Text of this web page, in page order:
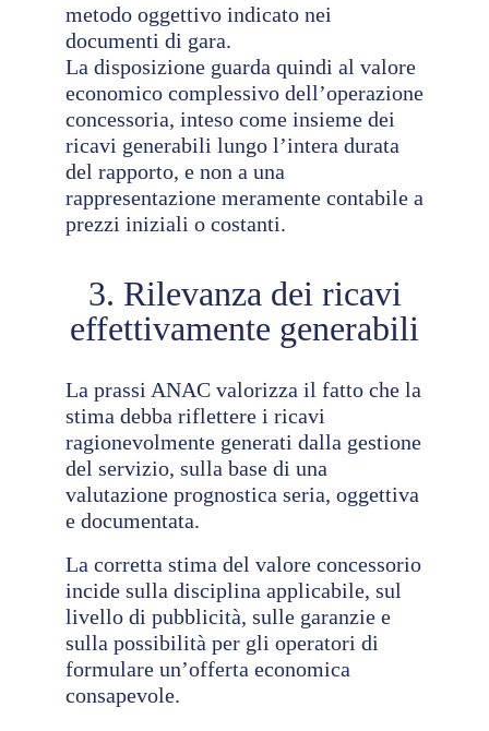
metodo oggettivo indicato nei
documenti di gara.
La disposizione guarda quindi al valore
economico complessivo dell’operazione
concessoria, inteso come insieme dei
ricavi generabili lungo l’intera durata
del rapporto, e non a una
rappresentazione meramente contabile a
prezzi iniziali o costanti.
3. Rilevanza dei ricavi
effettivamente generabili
La prassi ANAC valorizza il fatto che la
stima debba riflettere i ricavi
ragionevolmente generati dalla gestione
del servizio, sulla base di una
valutazione prognostica seria, oggettiva
e documentata.
La corretta stima del valore concessorio
incide sulla disciplina applicabile, sul
livello di pubblicità, sulle garanzie e
sulla possibilità per gli operatori di
formulare un’offerta economica
consapevole.